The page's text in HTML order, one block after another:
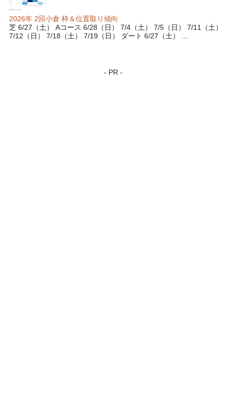
2026年 2回小倉 枠＆位置取り傾向
芝 6/27（土） Aコース 6/28（日） 7/4（土） 7/5（日） 7/11（土）
7/12（日） 7/18（土） 7/19（日） ダート 6/27（土） ...
- PR -